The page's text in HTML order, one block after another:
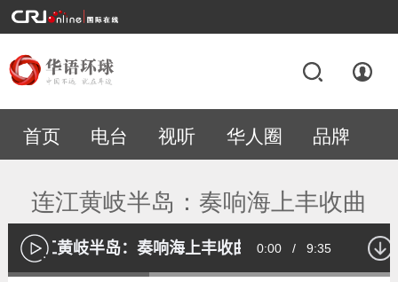
首页 电台 视听 华人圈 品牌
专题
连江黄岐半岛：奏响海上丰收曲
播
放
连江黄岐半岛：奏响海上丰收曲 Current
0:00 / Duration
9:35
Loaded: